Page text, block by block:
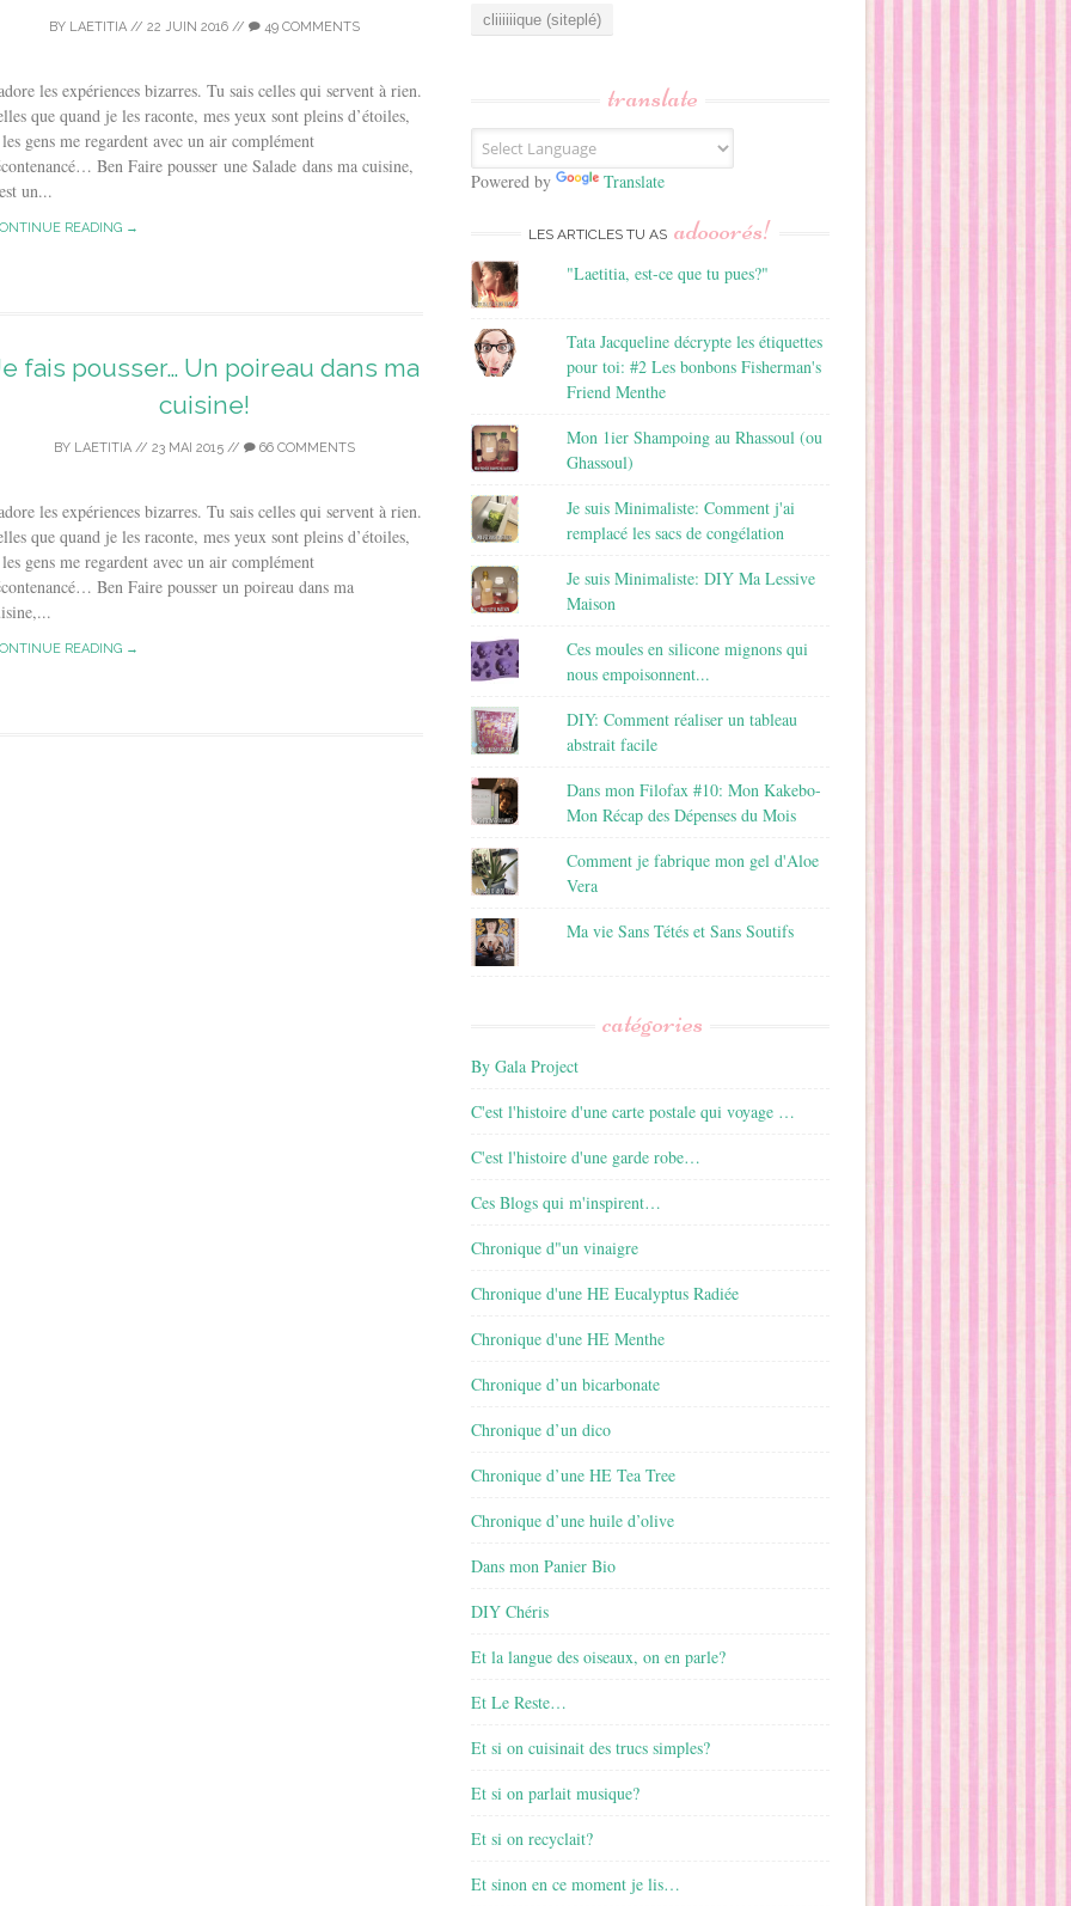
BY LAETITIA // 22 JUIN 2016 // 49 COMMENTS
les expériences bizarres. Tu sais celles qui servent à rien.
que quand je les raconte, mes yeux sont pleins d’étoiles,
gens me regardent avec un air complément
Ben Faire pousser une Salade dans ma cuisine,
un...
READING →
fais pousser… Un poireau dans ma
cuisine!
BY LAETITIA // 23 MAI 2015 // 66 COMMENTS
les expériences bizarres. Tu sais celles qui servent à rien.
que quand je les raconte, mes yeux sont pleins d’étoiles,
gens me regardent avec un air complément
Ben Faire pousser un poireau dans ma
READING →
E
m
a
translate
Powered by Translate
LES ARTICLES TU AS adooorés!
"Laetitia, est-ce que tu pues?"
Tata Jacqueline décrypte les étiquettes
pour toi: #2 Les bonbons Fisherman's
Friend Menthe
Mon 1ier Shampoing au Rhassoul (ou
Ghassoul)
Je suis Minimaliste: Comment j'ai
remplacé les sacs de congélation
Je suis Minimaliste: DIY Ma Lessive
Maison
Ces moules en silicone mignons qui
nous empoisonnent...
DIY: Comment réaliser un tableau
abstrait facile
Dans mon Filofax #10: Mon Kakebo-
Mon Récap des Dépenses du Mois
Comment je fabrique mon gel d'Aloe
Vera
Ma vie Sans Tétés et Sans Soutifs
catégories
By Gala Project
C'est l'histoire d'une carte postale qui voyage …
C'est l'histoire d'une garde robe…
Ces Blogs qui m'inspirent…
Chronique d"un vinaigre
Chronique d'une HE Eucalyptus Radiée
Chronique d'une HE Menthe
Chronique d’un bicarbonate
Chronique d’un dico
Chronique d’une HE Tea Tree
Chronique d’une huile d’olive
Dans mon Panier Bio
DIY Chéris
Et la langue des oiseaux, on en parle?
Et Le Reste…
Et si on cuisinait des trucs simples?
Et si on parlait musique?
Et si on recyclait?
Et sinon en ce moment je lis…